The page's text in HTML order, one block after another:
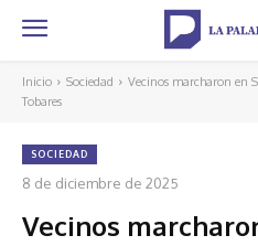
Inicio Sociedad
Vecinos marcharon en
Tobares
SOCIEDAD
8 de diciembre de 2025
Vecinos